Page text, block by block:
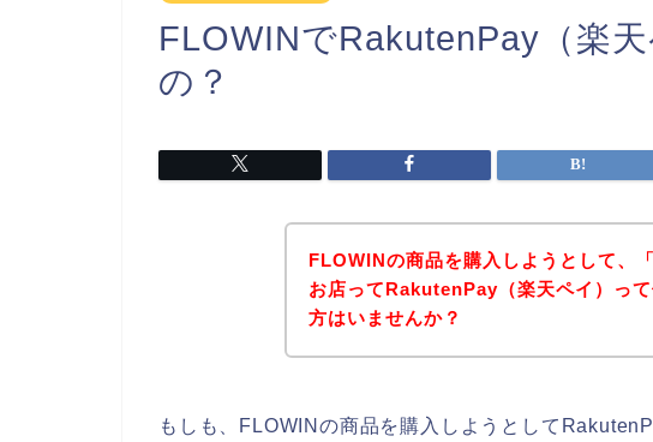
FLOWINでRakutenPay（楽
の？
FLOWINの商品を購入しようとして、
お店ってRakutenPay（楽天ペイ）っ
方はいませんか？
もしも、FLOWINの商品を購入しようとして